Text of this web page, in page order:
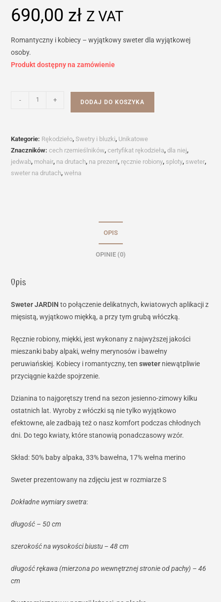
690,00 zł Z VAT
Romantyczny i kobiecy – wyjątkowy sweter dla wyjątkowej
osoby.
Produkt dostępny na zamówienie
- + DODAJ DO KOSZYKA
Kategorie: Rękodzieło,Swetry i bluzki, Unikatowe
Znaczników:cech rzemieślników,certyfikat rękodzieła,dla niej,
jedwab, mohair, na drutach, na prezent, ręcznie robiony, sploty, sweter,
sweter na drutach,wełna
OPIS
OPINIE (0)
Opis
Sweter JARDIN to połączenie delikatnych, kwiatowych aplikacji z
mięsistą, wyjątkowo miękką, a przy tym grubą włóczką.
Ręcznie robiony, miękki, jest wykonany z najwyższej jakości
mieszanki baby alpaki, wełny merynosów i bawełny
peruwiańskiej. Kobiecy i romantyczny, tensweter niewątpliwie
przyciągnie każde spojrzenie.
Dzianina to najgorętszy trend na sezon jesienno-zimowy kilku
ostatnich lat. Wyroby z włóczki są nie tylko wyjątkowo
efektowne, ale zadbają też o nasz komfort podczas chłodnych
dni. Do tego kwiaty, które stanowią ponadczasowy wzór.
Skład: 50% baby alpaka, 33% bawełna, 17% wełna merino
Sweter prezentowany na zdjęciu jest w rozmiarze S
Dokładne wymiary swetra:
długość – 50 cm
szerokość na wysokości biustu – 48 cm
długość rękawa (mierzona po wewnętrznej stronie od pachy) – 46
cm